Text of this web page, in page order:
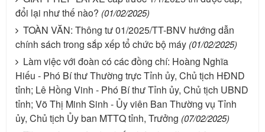
đổi lại như thế nào? (01/02/2025)
TOÀN VĂN: Thông tư 01/2025/TT-BNV hướng dẫn
chính sách trong sắp xếp tổ chức bộ máy (01/02/2025)
Làm việc với đoàn có các đồng chí: Hoàng Nghĩa
Hiếu - Phó Bí thư Thường trực Tỉnh ủy, Chủ tịch HĐND
tỉnh; Lê Hồng Vinh - Phó Bí thư Tỉnh ủy, Chủ tịch UBND
tỉnh; Võ Thị Minh Sinh - Ủy viên Ban Thường vụ Tỉnh
ủy, Chủ tịch Ủy ban MTTQ tỉnh, Trưởng (07/02/2025)